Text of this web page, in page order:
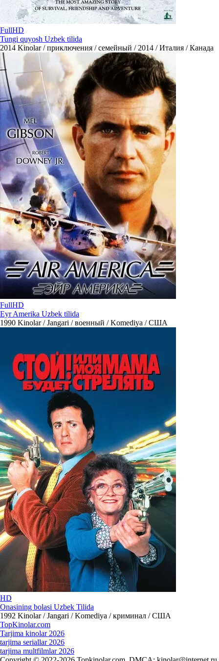
FullHD
Tungi quyosh Uzbek tilida
2014 Kinolar / приключения / семейный / 2014 / Италия / Канада
FullHD
Eyr Amerika Uzbek tilida
1990 Kinolar / Jangari / военный / Komediya / США
HD
Onasining bolasi Uzbek Tilida
1992 Kinolar / Jangari / Komediya / криминал / США
TopKinolar.com
Tarjima kinolar 2026
tarjima seriallar 2026
tarjima multfilmlar 2026